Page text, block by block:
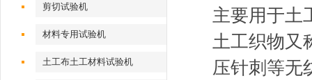
剪切试验机
材料专用试验机
土工布土工材料试验机
主要用于土
土工织物又
压针刺等无